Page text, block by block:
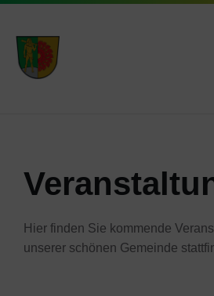
Skip
content
Skip
main
navigation
Skip
footer
Hier finden Sie kommende
unserer schönen Gemeinde